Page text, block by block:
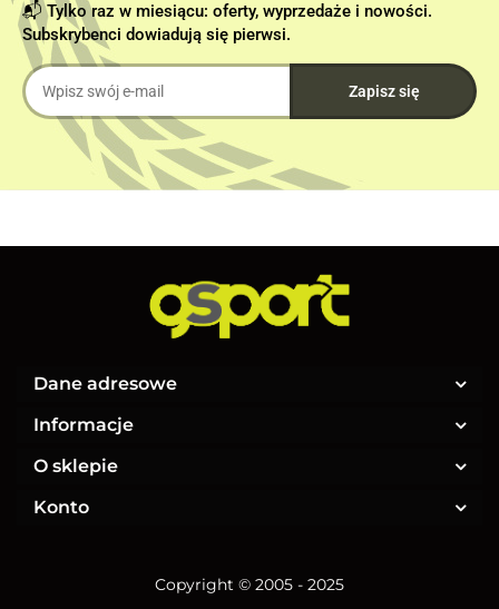
📬 Tylko raz w miesiącu: oferty, wyprzedaże i nowości.
Subskrybenci dowiadują się pierwsi.
Dane adresowe
Informacje
O sklepie
Konto
Copyright © 2005 - 2025